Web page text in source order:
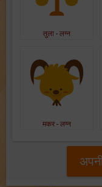
तुला - लग्न
मकर - लग्न